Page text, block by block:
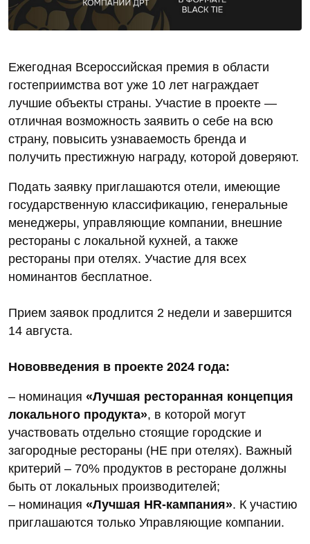
Ежегодная Всероссийская премия в области
гостеприимства вот уже 10 лет награждает
лучшие объекты страны. Участие в проекте —
отличная возможность заявить о себе на всю
страну, повысить узнаваемость бренда и
получить престижную награду, которой доверяют.
Подать заявку приглашаются отели, имеющие
государственную классификацию, генеральные
менеджеры, управляющие компании, внешние
рестораны с локальной кухней, а также
рестораны при отелях. Участие для всех
номинантов бесплатное.
Прием заявок продлится 2 недели и завершится
14 августа.
Нововведения в проекте 2024 года:
– номинация «Лучшая ресторанная концепция
локального продукта», в которой могут
участвовать отдельно стоящие городские и
загородные рестораны (НЕ при отелях). Важный
критерий – 70% продуктов в ресторане должны
быть от локальных производителей;
– номинация «Лучшая HR-кампания». К участию
приглашаются только Управляющие компании.